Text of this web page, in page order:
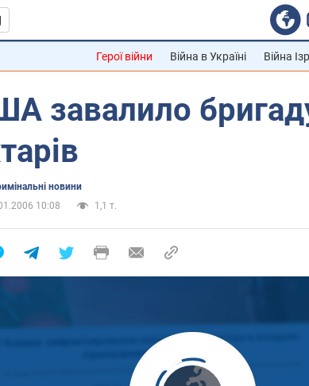
Герої війни Війна в Україні Війна
завалило
новини
10:08
1,1 т.